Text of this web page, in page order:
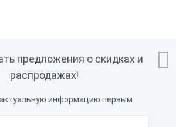

предложения о скидках и
распродажах!
информацию первым